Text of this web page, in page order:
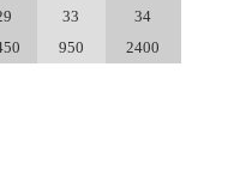
33
34
950 2400